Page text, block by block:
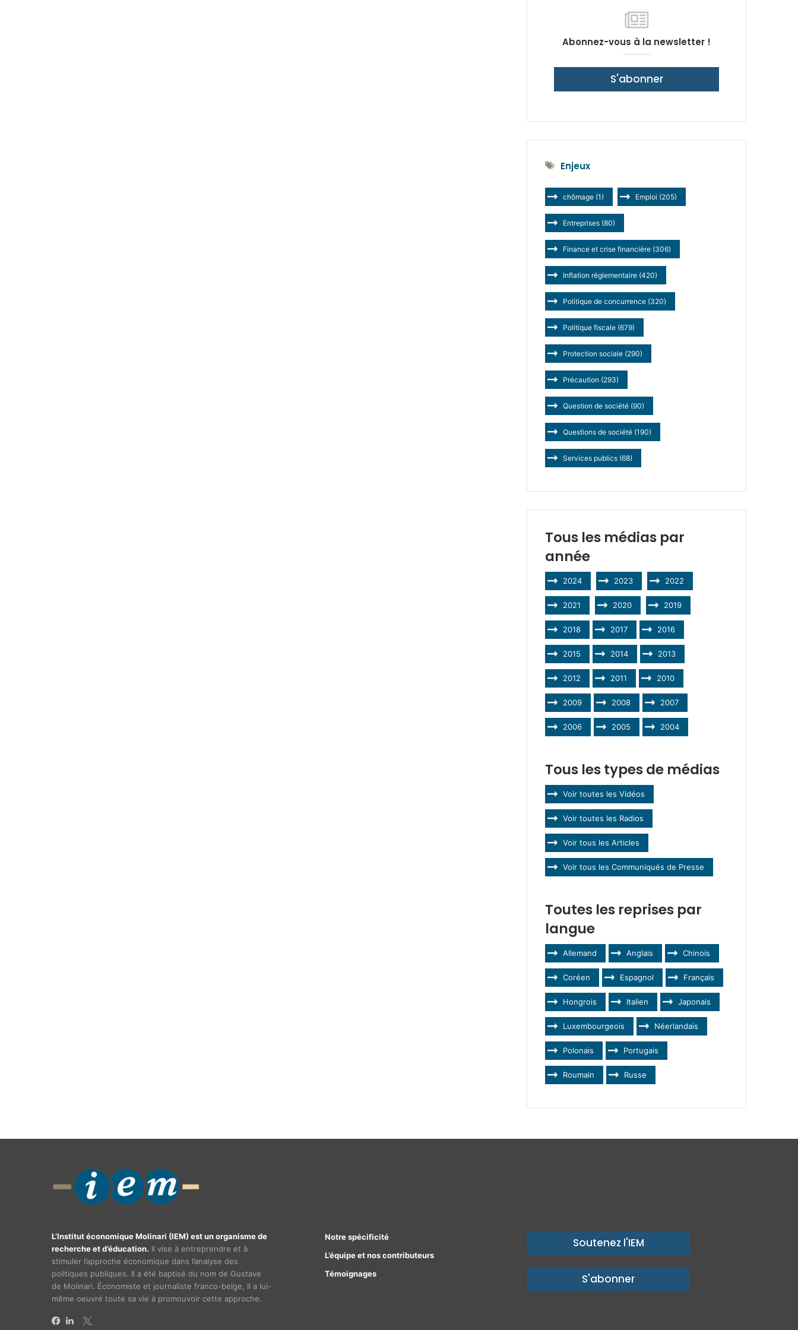
Abonnez-vous à la newsletter !
S'abonner
Enjeux
chômage (1) Emploi (205)
Entreprises (80)
Finance et crise financière (306)
Inflation réglementaire (420)
Politique de concurrence (320)
Politique fiscale (679)
Protection sociale (290)
Précaution (293)
Question de société (90)
Questions de société (190)
Services publics (68)
Tous les médias par
année
2024 2023 2022
2021 2020 2019
2018 2017 2016
2015 2014 2013
2012 2011 2010
2009 2008 2007
2006 2005 2004
Tous les types de médias
Voir toutes les Vidéos
Voir toutes les Radios
Voir tous les Articles
Voir tous les Communiqués de Presse
Toutes les reprises par
langue
Allemand Anglais Chinois
Coréen Espagnol Français
Hongrois Italien Japonais
Luxembourgeois Néerlandais
Polonais Portugais
Roumain Russe
L’Institut économique Molinari (IEM) est un organisme de
recherche et d’éducation. Il vise à entreprendre et à
stimuler l’approche économique dans l’analyse des
politiques publiques. Il a été baptisé du nom de Gustave
de Molinari. Économiste et journaliste franco-belge, il a lui-
même oeuvré toute sa vie à promouvoir cette approche.
Notre spécificité
L’équipe et nos contributeurs
Témoignages
Soutenez l'IEM
S'abonner